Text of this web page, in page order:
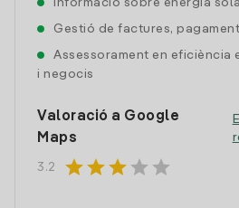
Informació sobre energia
Gestió de factures,
Assessorament en eficiència
i negocis
Valoració a Google
Maps
3.2 starstarstar star star